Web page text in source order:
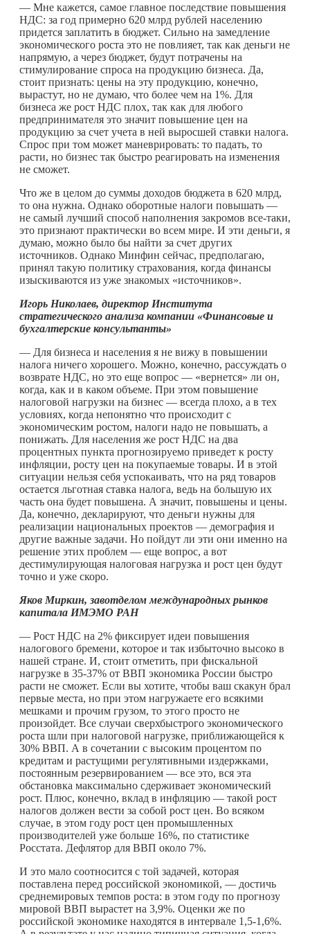
— Мне кажется, самое главное последствие повышения
НДС: за год примерно 620 млрд рублей населению
придется заплатить в бюджет. Сильно на замедление
экономического роста это не повлияет, так как деньги не
напрямую, а через бюджет, будут потрачены на
стимулирование спроса на продукцию бизнеса. Да,
стоит признать: цены на эту продукцию, конечно,
вырастут, но не думаю, что более чем на 1%. Для
бизнеса же рост НДС плох, так как для любого
предпринимателя это значит повышение цен на
продукцию за счет учета в ней выросшей ставки налога.
Спрос при том может маневрировать: то падать, то
расти, но бизнес так быстро реагировать на изменения
не сможет.
Что же в целом до суммы доходов бюджета в 620 млрд,
то она нужна. Однако оборотные налоги повышать —
не самый лучший способ наполнения закромов все-таки,
это признают практически во всем мире. И эти деньги, я
думаю, можно было бы найти за счет других
источников. Однако Минфин сейчас, предполагаю,
принял такую политику страхования, когда финансы
изыскиваются из уже знакомых «источников».
Игорь Николаев, директор Института
стратегического анализа компании «Финансовые и
бухгалтерские консультанты»
— Для бизнеса и населения я не вижу в повышении
налога ничего хорошего. Можно, конечно, рассуждать о
возврате НДС, но это еще вопрос — «вернется» ли он,
когда, как и в каком объеме. При этом повышение
налоговой нагрузки на бизнес — всегда плохо, а в тех
условиях, когда непонятно что происходит с
экономическим ростом, налоги надо не повышать, а
понижать. Для населения же рост НДС на два
процентных пункта прогнозируемо приведет к росту
инфляции, росту цен на покупаемые товары. И в этой
ситуации нельзя себя успокаивать, что на ряд товаров
остается льготная ставка налога, ведь на большую их
часть она будет повышена. А значит, повышены и цены.
Да, конечно, декларируют, что деньги нужны для
реализации национальных проектов — демография и
другие важные задачи. Но пойдут ли эти они именно на
решение этих проблем — еще вопрос, а вот
дестимулирующая налоговая нагрузка и рост цен будут
точно и уже скоро.
Яков Миркин, завотделом международных рынков
капитала ИМЭМО РАН
— Рост НДС на 2% фиксирует идеи повышения
налогового бремени, которое и так избыточно высоко в
нашей стране. И, стоит отметить, при фискальной
нагрузке в 35-37% от ВВП экономика России быстро
расти не сможет. Если вы хотите, чтобы ваш скакун брал
первые места, но при этом нагружаете его всякими
мешками и прочим грузом, то этого просто не
произойдет. Все случаи сверхбыстрого экономического
роста шли при налоговой нагрузке, приближающейся к
30% ВВП. А в сочетании с высоким процентом по
кредитам и растущими регулятивными издержками,
постоянным резервированием — все это, вся эта
обстановка максимально сдерживает экономический
рост. Плюс, конечно, вклад в инфляцию — такой рост
налогов должен вести за собой рост цен. Во всяком
случае, в этом году рост цен промышленных
производителей уже больше 16%, по статистике
Росстата. Дефлятор для ВВП около 7%.
И это мало соотносится с той задачей, которая
поставлена перед российской экономикой, — достичь
среднемировых темпов роста: в этом году по прогнозу
мировой ВВП вырастет на 3,9%. Оценки же по
российской экономике находятся в интервале 1,5-1,6%.